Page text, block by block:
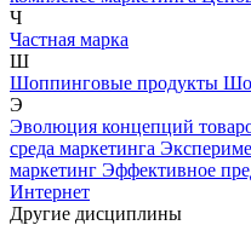
Ч
Частная марка
Ш
Шоппинговые продукты
Э
Эволюция концепций
среда маркетинга
маркетинг Эффективное
Интернет
Другие дисциплины